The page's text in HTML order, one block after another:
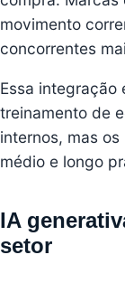
movimento
concorrentes
Essa integração
treinamento de
internos, mas
médio e longo
IA
setor